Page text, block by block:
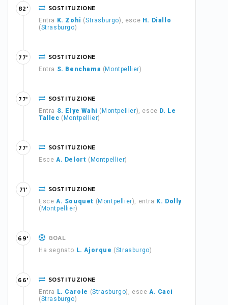
SOSTITUZIONE
Entra K. Zohi (Strasburgo), esce H. Diallo
(Strasburgo)
82'
SOSTITUZIONE
Entra S. Benchama ( Montpellier)
77'
SOSTITUZIONE
Entra S. Elye Wahi ( Montpellier), esce D. Le
Tallec ( Montpellier)
77'
SOSTITUZIONE
Esce A. Delort ( Montpellier)
77'
SOSTITUZIONE
Esce A. Souquet ( Montpellier), entra K. Dolly
( Montpellier)
71'
GOAL
Ha segnato L. Ajorque (Strasburgo)
69'
SOSTITUZIONE
Entra L. Carole (Strasburgo), esceA. Caci
(Strasburgo)
66'